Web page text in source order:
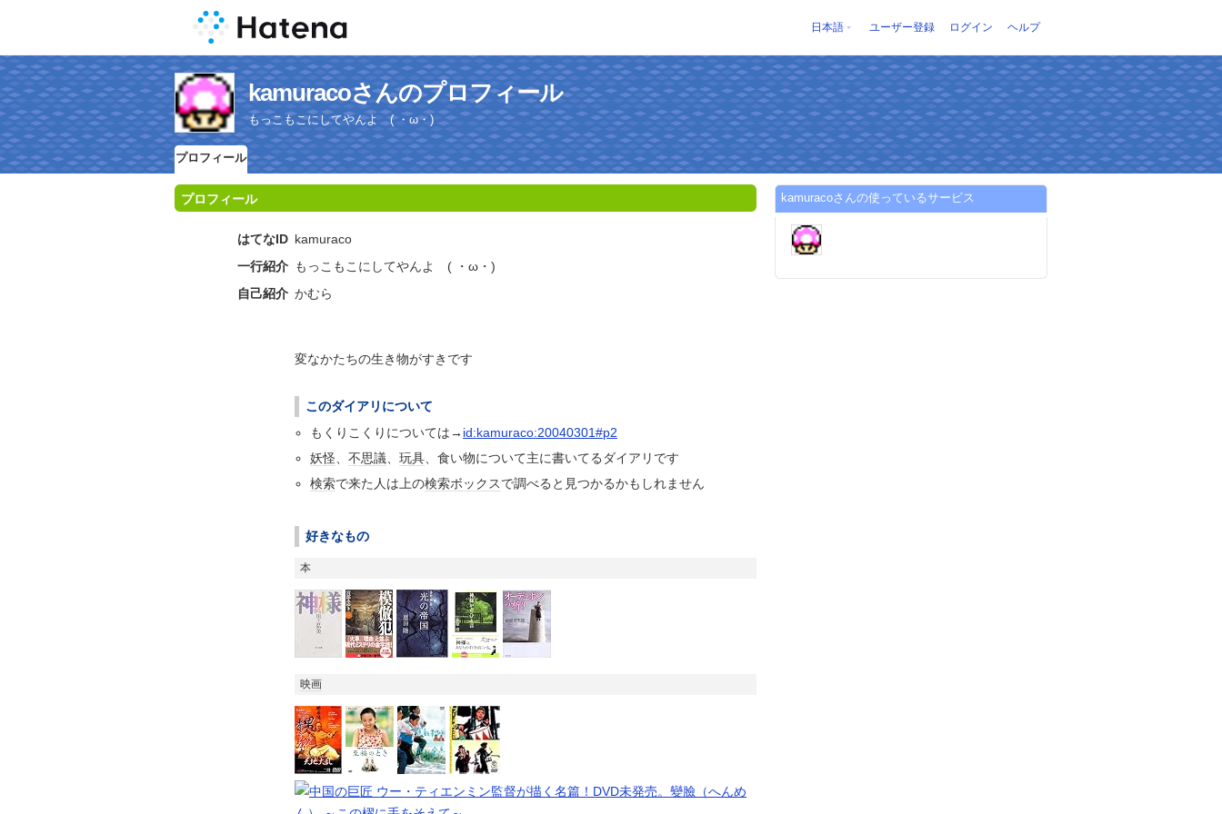
日本語 ユーザー登録 ログイン ヘルプ
kamuracoさんのプロフィール
もっこもこにしてやんよ ( ・ω・)
プロフィール
プロフィール
はてなID kamuraco
一行紹介 もっこもこにしてやんよ ( ・ω・)
自己紹介 かむら
変なかたちの生き物がすきです
このダイアリについて
もくりこくりについては→ id:kamuraco:20040301#p2
妖怪、 不思議、 玩具、食い物について主に書いてるダイアリです
検索で来た人は上の検索ボックスで調べると見つかるかもしれません
好きなもの
本
映画
kamuracoさんの使っているサービス